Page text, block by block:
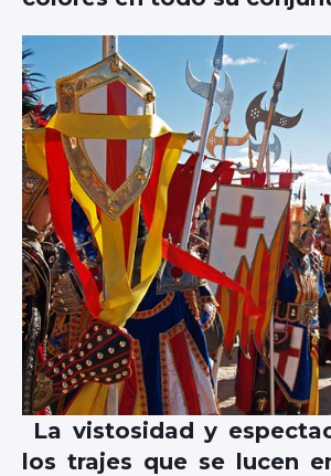
La vistosidad y
los trajes que se lucen